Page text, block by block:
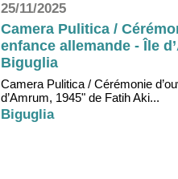
25/11/2025
Camera Pulitica /
enfance allemande - Île
Biguglia
Camera Pulitica / Cérémonie
d’Amrum, 1945" de Fatih Aki...
Biguglia